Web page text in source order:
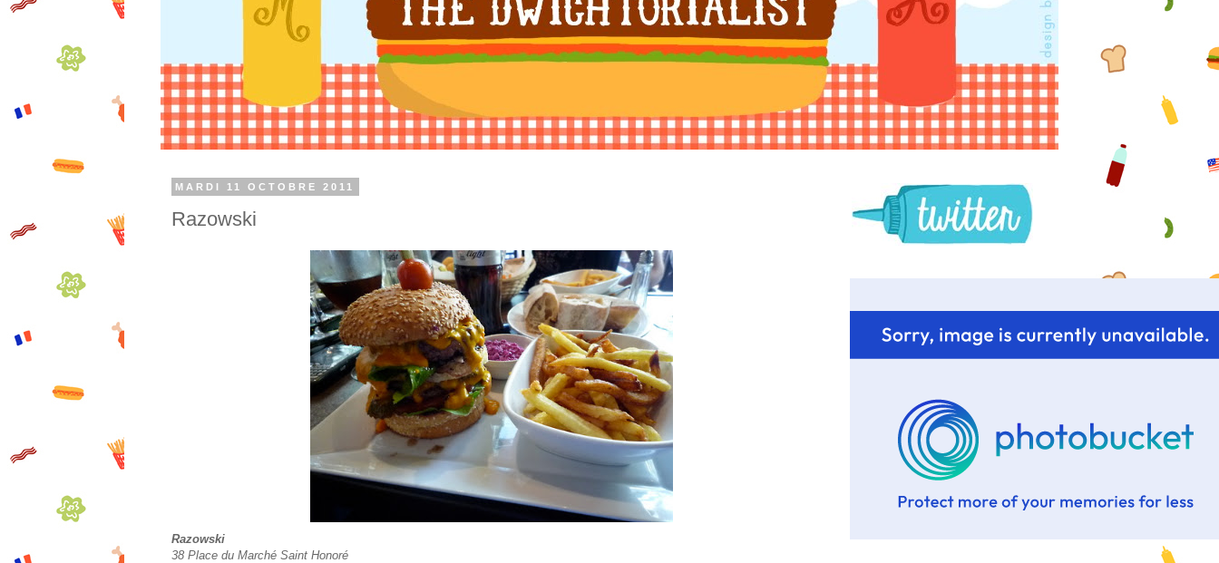
MARDI 11 OCTOBRE 2011
Razowski
Razowski
38 Place du Marché Saint Honoré